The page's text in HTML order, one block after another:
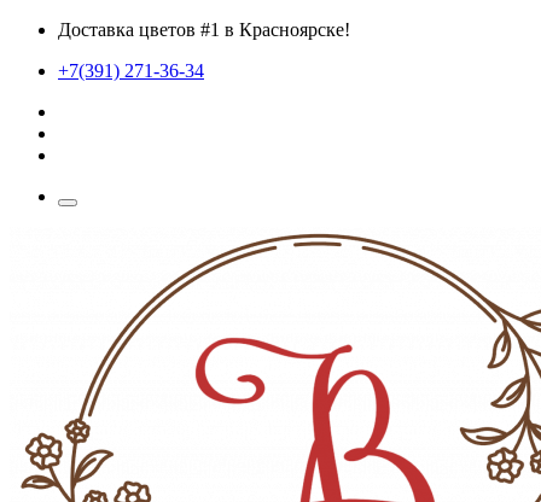
Доставка цветов #1 в Красноярске!
+7(391) 271-36-34